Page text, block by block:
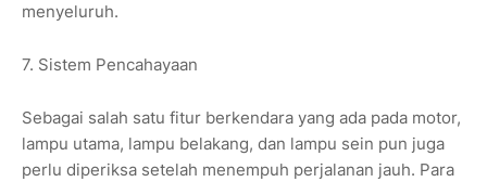
menyeluruh.
7. Sistem Pencahayaan
Sebagai salah satu fitur berkendara yang ada pada motor,
lampu utama, lampu belakang, dan lampu sein pun juga
perlu diperiksa setelah menempuh perjalanan jauh. Para